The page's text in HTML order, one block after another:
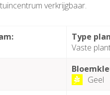
verkrijgbaar.
Type
Vaste
Geel